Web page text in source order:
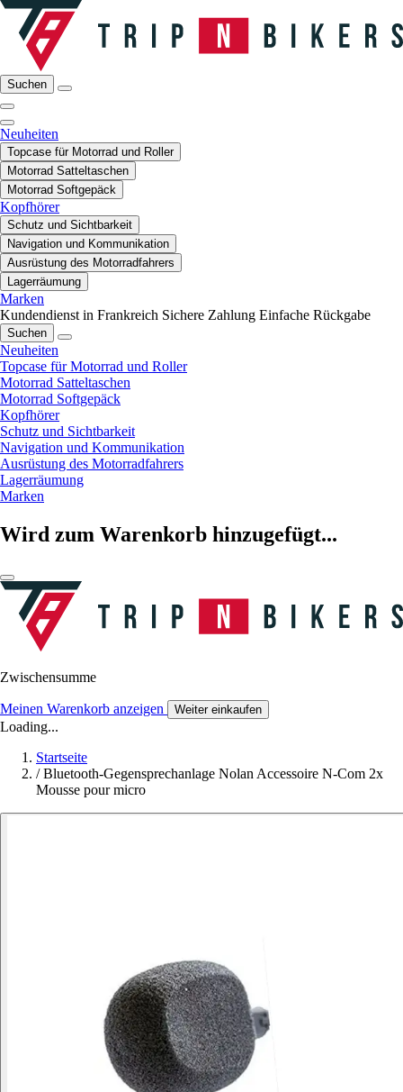
Suchen
Neuheiten
Topcase für Motorrad und Roller
Motorrad Satteltaschen
Motorrad Softgepäck
Kopfhörer
Schutz und Sichtbarkeit
Navigation und Kommunikation
Ausrüstung des Motorradfahrers
Lagerräumung
Marken
Kundendienst in Frankreich Sichere Zahlung Einfache Rückgabe
Suchen
Neuheiten
Topcase für Motorrad und Roller
Motorrad Satteltaschen
Motorrad Softgepäck
Kopfhörer
Schutz und Sichtbarkeit
Navigation und Kommunikation
Ausrüstung des Motorradfahrers
Lagerräumung
Marken
Wird zum Warenkorb hinzugefügt...
Zwischensumme
Meinen Warenkorb anzeigen Weiter einkaufen
Loading...
Startseite
/ Bluetooth-Gegensprechanlage Nolan Accessoire N-Com 2x
Mousse pour micro